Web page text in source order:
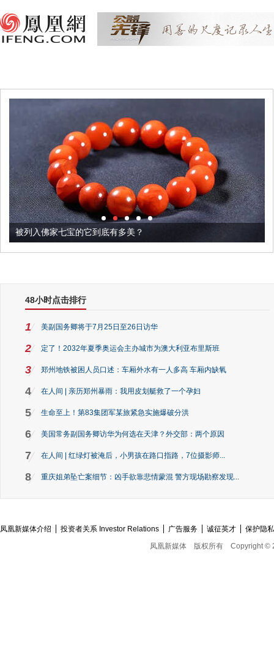
被列入佛家七宝的它到底有多美？
48小时点击排行
1 美副国务卿将于7月25日至26日访华
2 定了！2032年夏季奥运会主办城市为澳大利亚布里斯班
3 郑州地铁被困人员口述：车厢外水有一人多高 车厢内缺氧
4 在人间 | 亲历郑州暴雨：我用皮划艇救了一个孕妇
5 生命至上！第83集团军某旅紧急实施爆破分洪
6 美国常务副国务卿访华为何选在天津？外交部：两个原因
7 在人间 | 红绿灯被淹后，小男孩在路口指路，7位摄影师...
8 重庆姐弟坠亡案细节：凶手欲靠悲情蒙混 警方现场勘察发现...
凤凰新媒体介绍 投资者关系 Investor Relations 广告服务 诚征英才
保护隐
凤凰新媒体
版权所有 Copyright ©